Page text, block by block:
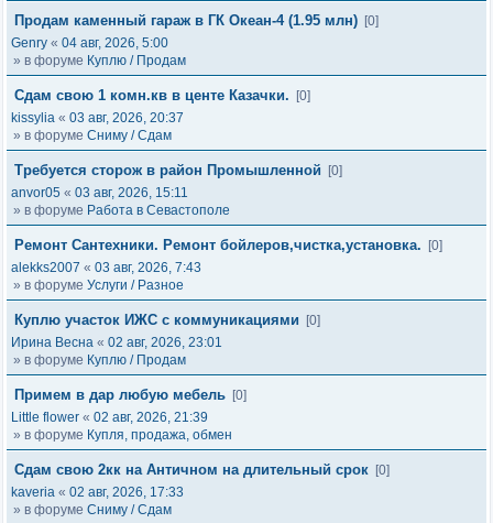
Продам каменный гараж в ГК Океан-4 (1.95 млн) [0]
Genry « 04 авг, 2026, 5:00
» в форуме Куплю / Продам
Сдам свою 1 комн.кв в центе Казачки.
[0]
kissylia « 03 авг, 2026, 20:37
» в форуме Сниму / Сдам
Требуется сторож в район Промышленной
[0]
anvor05 « 03 авг, 2026, 15:11
» в форуме Работа в Севастополе
Ремонт Сантехники. Ремонт бойлеров,чистка,установка.
[0]
alekks2007 « 03 авг, 2026, 7:43
» в форуме Услуги / Разное
Куплю участок ИЖС с коммуникациями
[0]
Ирина Весна « 02 авг, 2026, 23:01
» в форуме Куплю / Продам
Примем в дар любую мебель [0]
Little flower « 02 авг, 2026, 21:39
» в форуме Купля, продажа, обмен
Сдам свою 2кк на Античном на длительный срок [0]
kaveria « 02 авг, 2026, 17:33
» в форуме Сниму / Сдам